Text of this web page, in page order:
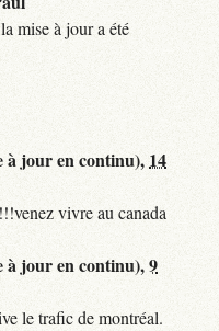
mise à jour a été
à jour en continu), 14
vivre au canada
à jour en continu),9
le trafic de montréal.